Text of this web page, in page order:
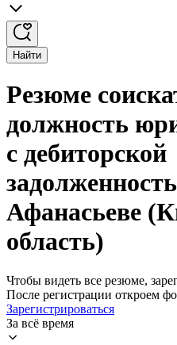
Найти
Резюме
должность
с дебиторской
Афанасьеве
область)
Чтобы видеть все резюме,
После регистрации откроем
Зарегистрироваться
За всё время